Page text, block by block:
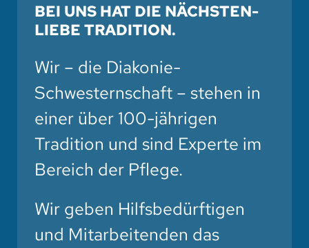
BEI UNS HAT DIE NÄCHSTEN­
LIEBE TRADITION.
Wir – die Diakonie-
Schwesternschaft – stehen in
einer über 100-jährigen
Tradition und sind Experte im
Bereich der Pflege.
Wir geben Hilfsbedürftigen
und Mitarbeitenden das